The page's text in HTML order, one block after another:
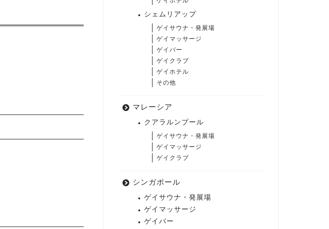
シェムリアップ
ゲイサウナ・発展場
ゲイマッサージ
ゲイバー
ゲイクラブ
ゲイホテル
その他
マレーシア
クアラルンプール
ゲイサウナ・発展場
ゲイマッサージ
ゲイクラブ
シンガポール
ゲイサウナ・発展場
ゲイマッサージ
ゲイバー